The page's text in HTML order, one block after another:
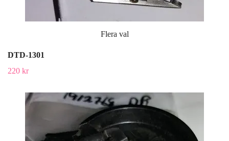
Flera val
DTD-1301
220 kr